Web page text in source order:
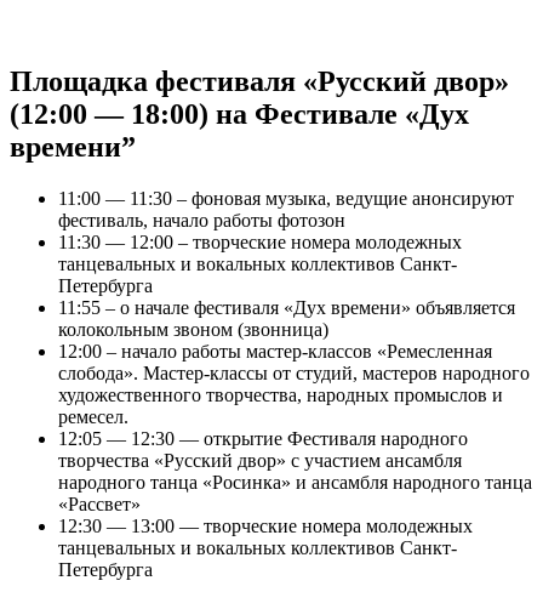
Площадка фестиваля «Русский двор»
(12:00 — 18:00) на Фестивале «Дух
времени”
11:00 — 11:30 – фоновая музыка, ведущие анонсируют
фестиваль, начало работы фотозон
11:30 — 12:00 – творческие номера молодежных
танцевальных и вокальных коллективов Санкт-
Петербурга
11:55 – о начале фестиваля «Дух времени» объявляется
колокольным звоном (звонница)
12:00 – начало работы мастер-классов «Ремесленная
слобода». Мастер-классы от студий, мастеров народного
художественного творчества, народных промыслов и
ремесел.
12:05 — 12:30 — открытие Фестиваля народного
творчества «Русский двор» с участием ансамбля
народного танца «Росинка» и ансамбля народного танца
«Рассвет»
12:30 — 13:00 — творческие номера молодежных
танцевальных и вокальных коллективов Санкт-
Петербурга